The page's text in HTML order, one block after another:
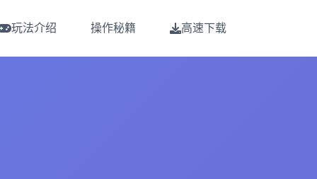
玩法介绍 操作秘籍 高速下载